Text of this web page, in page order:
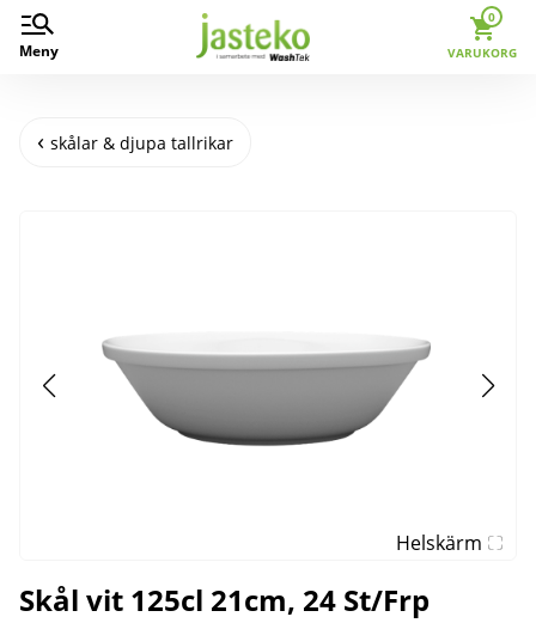
Meny
0
VARUKORG
skålar & djupa tallrikar
Helskärm
Skål vit 125cl 21cm, 24 St/Frp